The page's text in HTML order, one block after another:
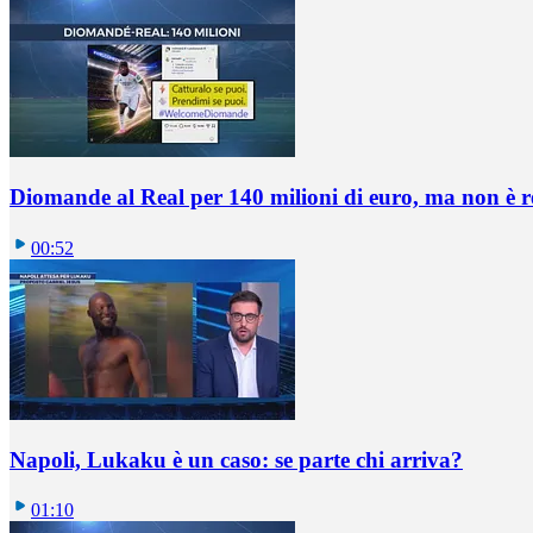
Diomande al Real per 140 milioni di euro, ma non è
00:52
Napoli, Lukaku è un caso: se parte chi arriva?
01:10